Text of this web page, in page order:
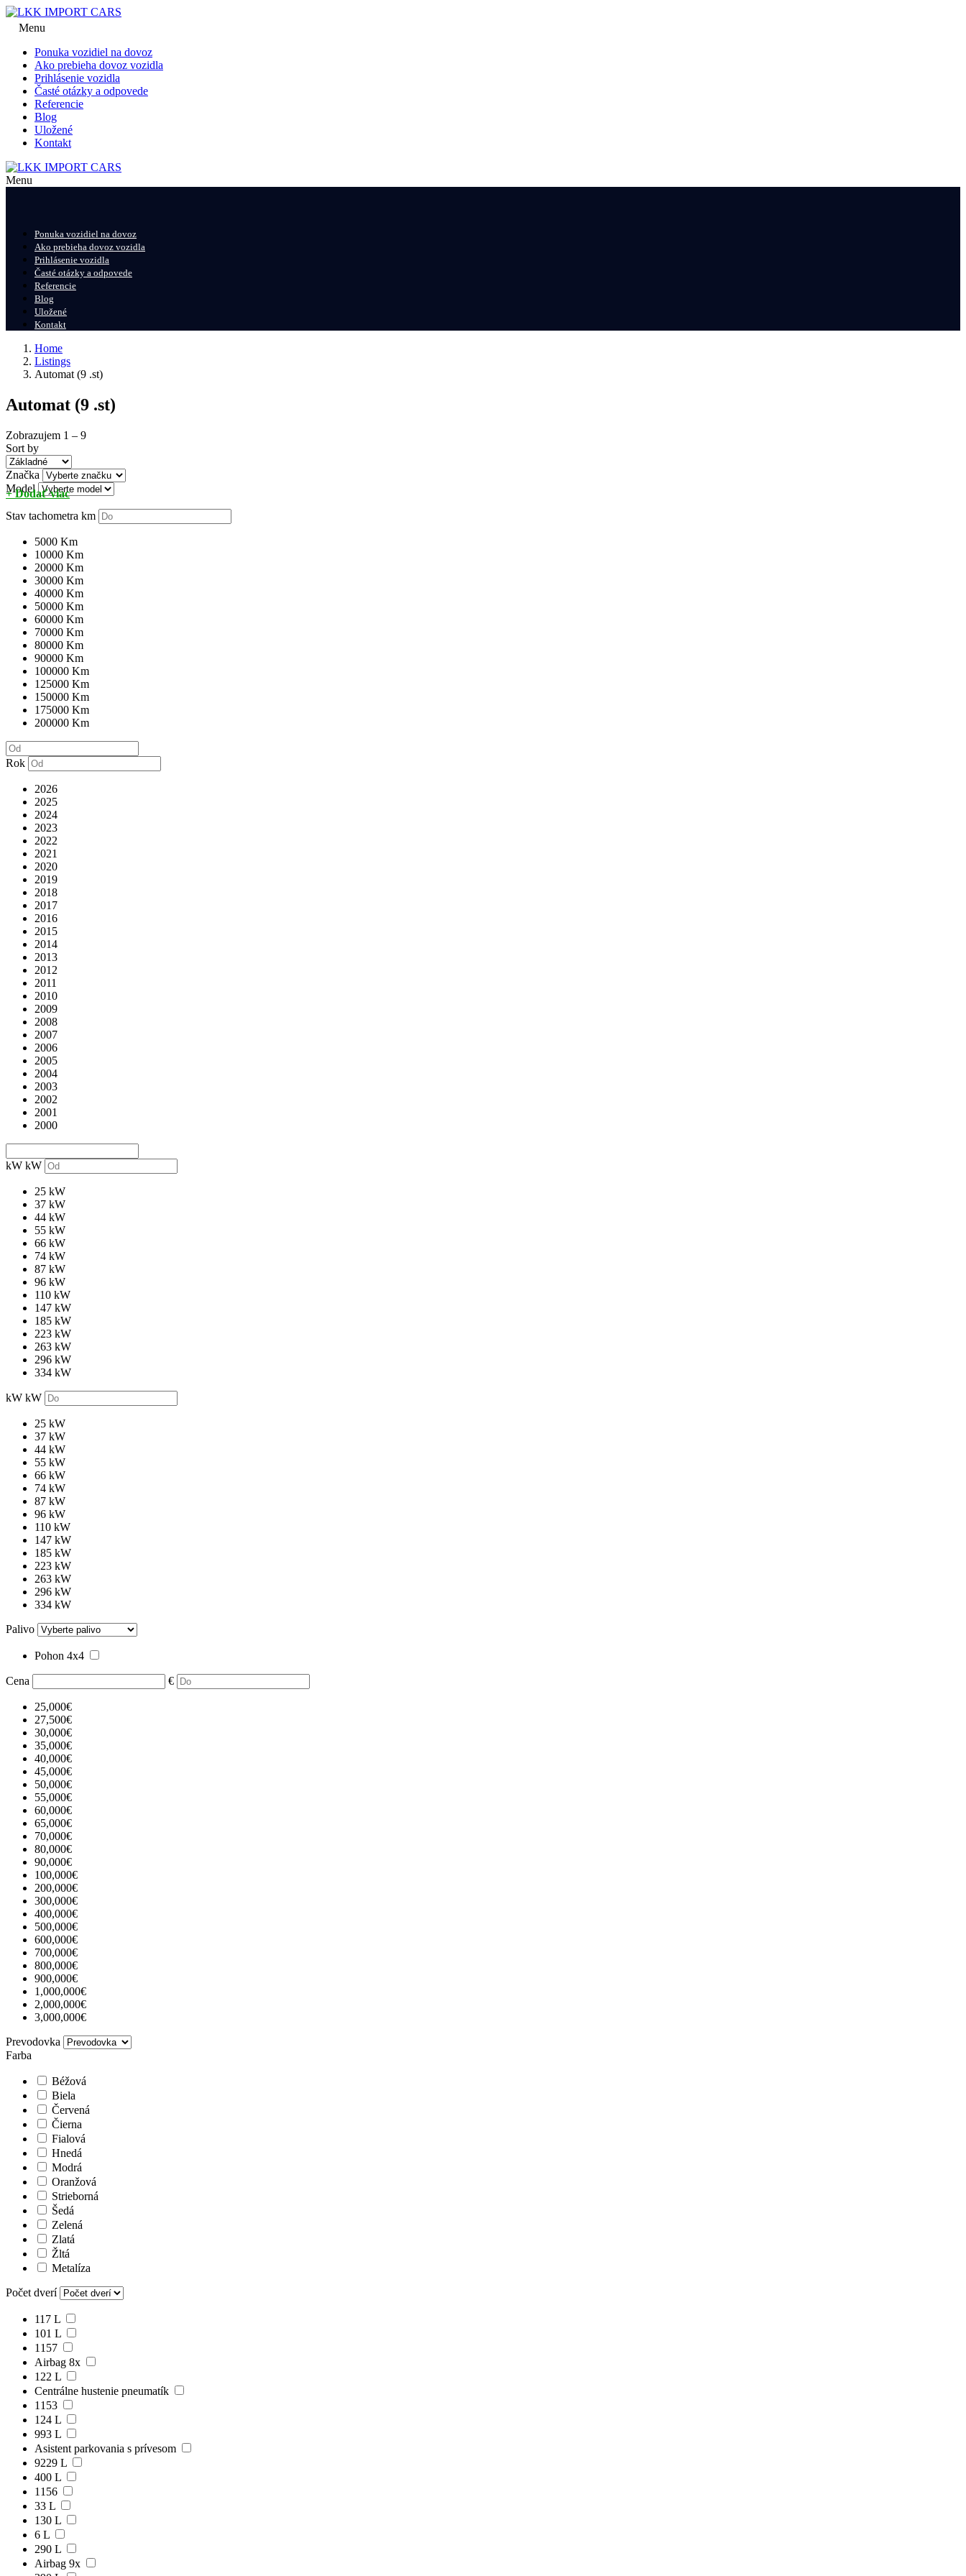
Menu
Ponuka vozidiel na dovoz
Ako prebieha dovoz vozidla
Prihlásenie vozidla
Časté otázky a odpovede
Referencie
Blog
Uložené
Kontakt
Menu
Ponuka vozidiel na dovoz
Ako prebieha dovoz vozidla
Prihlásenie vozidla
Časté otázky a odpovede
Referencie
Blog
Uložené
Kontakt
Home
Listings
Automat (9 .st)
Automat (9 .st)
Zobrazujem 1 – 9
Sort by
Značka
Model
+ Dodať viac
Stav tachometra km
5000 Km
10000 Km
20000 Km
30000 Km
40000 Km
50000 Km
60000 Km
70000 Km
80000 Km
90000 Km
100000 Km
125000 Km
150000 Km
175000 Km
200000 Km
Rok
2026
2025
2024
2023
2022
2021
2020
2019
2018
2017
2016
2015
2014
2013
2012
2011
2010
2009
2008
2007
2006
2005
2004
2003
2002
2001
2000
kW kW
25 kW
37 kW
44 kW
55 kW
66 kW
74 kW
87 kW
96 kW
110 kW
147 kW
185 kW
223 kW
263 kW
296 kW
334 kW
kW kW
25 kW
37 kW
44 kW
55 kW
66 kW
74 kW
87 kW
96 kW
110 kW
147 kW
185 kW
223 kW
263 kW
296 kW
334 kW
Palivo
Pohon 4x4
Cena €
25,000€
27,500€
30,000€
35,000€
40,000€
45,000€
50,000€
55,000€
60,000€
65,000€
70,000€
80,000€
90,000€
100,000€
200,000€
300,000€
400,000€
500,000€
600,000€
700,000€
800,000€
900,000€
1,000,000€
2,000,000€
3,000,000€
Prevodovka
Farba
Béžová
Biela
Červená
Čierna
Fialová
Hnedá
Modrá
Oranžová
Strieborná
Šedá
Zelená
Zlatá
Žltá
Metalíza
Počet dverí
117 L
101 L
1157
Airbag 8x
122 L
Centrálne hustenie pneumatík
1153
124 L
993 L
Asistent parkovania s prívesom
9229 L
400 L
1156
33 L
130 L
6 L
290 L
Airbag 9x